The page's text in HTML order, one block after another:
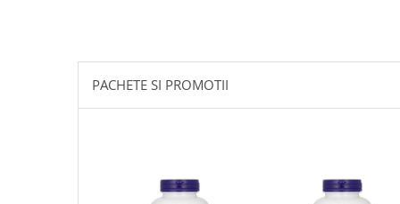
Quicksilver Scientific
Sanct Bernhard
PACHETE SI PROMOTII